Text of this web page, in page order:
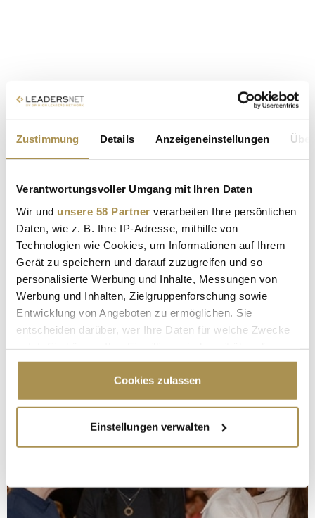
Zustimmung Details Anzeigeneinstellungen
Verantwortungsvoller Umgang mit Ihren Daten
Wir und unsere 58 Partner verarbeiten Ihre persönlichen
Daten, wie z. B. Ihre IP-Adresse, mithilfe von
Technologien wie Cookies, um Informationen auf Ihrem
Gerät zu speichern und darauf zuzugreifen und so
personalisierte Werbung und Inhalte, Messungen von
Werbung und Inhalten, Zielgruppenforschung sowie
Entwicklung von Angeboten zu ermöglichen. Sie
entscheiden darüber, wer Ihre Daten für welche Zwecke
Cookie-Erklärung oder durch Klicken auf das Privacy
Trigger Symbol ändern oder widerrufen
Informationen über Ihre geografische Lage
erfassen, welche bis auf einige Meter genau sein
bestimmten Merkmalen (Fingerprinting) identifizieren
Cookies zulassen
Einstellungen verwalten